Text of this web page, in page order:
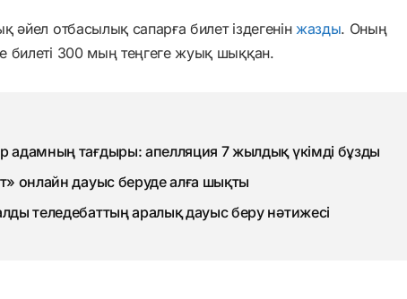
әйел отбасылық сапарға билет іздегенін жазды. Оның
билеті 300 мың теңгеге жуық шыққан.
тағдыры: апелляция 7 жылдық үкімді бұзды
онлайн дауыс беруде алға шықты
теледебаттың аралық дауыс беру нәтижесі